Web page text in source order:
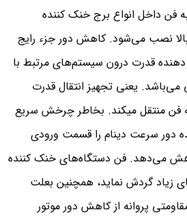
فن داخل انواع برج خنک کننده
نصب می‌شود. کاهش دور جزء رایج
دهنده قدرت درون سیستم‌های مرتبط با
یعنی تجهیز انتقال قدرت
فن منتقل میکند. بخاطر چرخش سریع
دور سرعت دینام را قسمت ورودی
می‌دهد. فن دستگاه‌های خنک کننده
زیاد گردش نماید، همچنین بعلت
پروانه از کاهش دور موتور